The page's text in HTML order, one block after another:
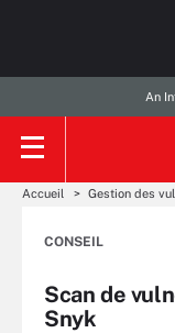
An
Accueil Gestion des
CONSEIL
Scan de
Snyk